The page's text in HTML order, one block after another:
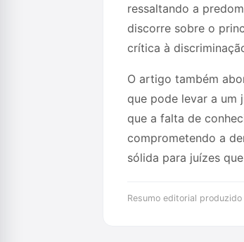
ressaltando a
discorre sobre o
crítica à
O artigo também
que pode levar a um
que a falta de
comprometendo a
sólida para juízes
Resumo editorial